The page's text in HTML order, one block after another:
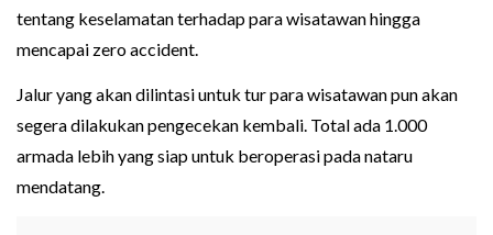
tentang keselamatan terhadap para wisatawan hingga
mencapai zero accident.
Jalur yang akan dilintasi untuk tur para wisatawan pun akan
segera dilakukan pengecekan kembali. Total ada 1.000
armada lebih yang siap untuk beroperasi pada nataru
mendatang.